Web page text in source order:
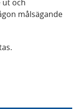
ut och
målsägande